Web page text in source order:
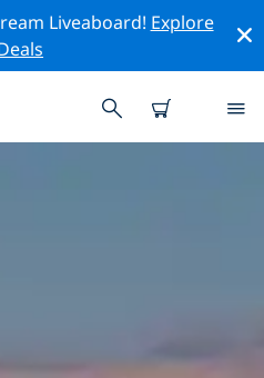
Liveaboard! Explore